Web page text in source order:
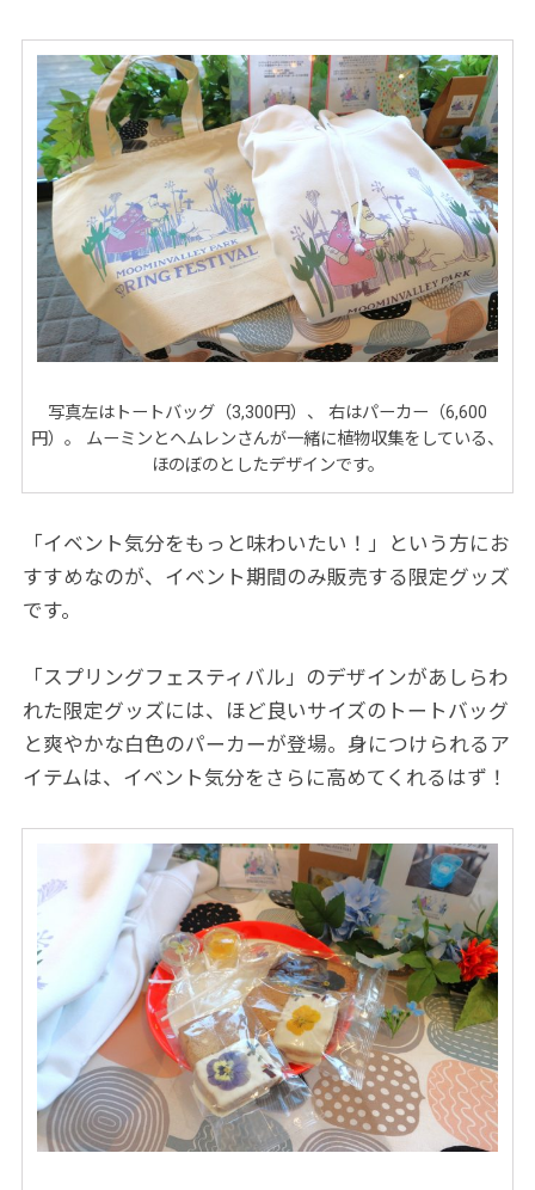
写真左はトートバッグ（3,300円）、 右はパーカー（6,600
円）。 ムーミンとヘムレンさんが一緒に植物収集をしている、
ほのぼのとしたデザインです。
「イベント気分をもっと味わいたい！」という方にお
すすめなのが、イベント期間のみ販売する限定グッズ
です。
「スプリングフェスティバル」のデザインがあしらわ
れた限定グッズには、ほど良いサイズのトートバッグ
と爽やかな白色のパーカーが登場。身につけられるア
イテムは、イベント気分をさらに高めてくれるはず！